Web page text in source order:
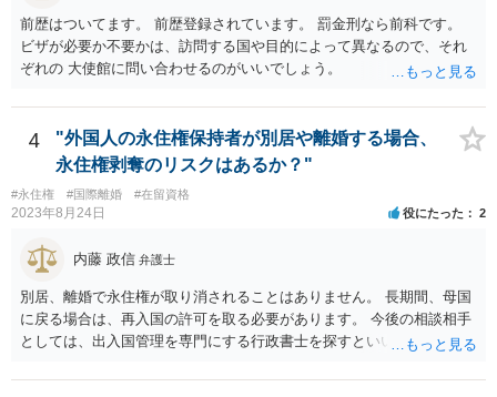
前歴はついてます。 前歴登録されています。 罰金刑なら前科です。
ビザが必要か不要かは、訪問する国や目的によって異なるので、それ
ぞれの 大使館に問い合わせるのがいいでしょう。
4
"外国人の永住権保持者が別居や離婚する場合、
永住権剥奪のリスクはあるか？"
#永住権 #国際離婚 #在留資格
2023年8月24日 役にたった 2
内藤 政信 弁護士
別居、離婚で永住権が取り消されることはありません。 長期間、母国
に戻る場合は、再入国の許可を取る必要があります。 今後の相談相手
としては、出入国管理を専門にする行政書士を探すといいでしょう。